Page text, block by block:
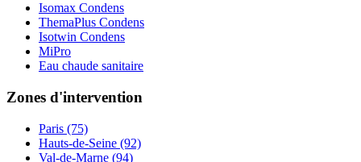
Isomax Condens
ThemaPlus Condens
Isotwin Condens
MiPro
Eau chaude sanitaire
Zones d'intervention
Paris (75)
Hauts-de-Seine (92)
Val-de-Marne (94)